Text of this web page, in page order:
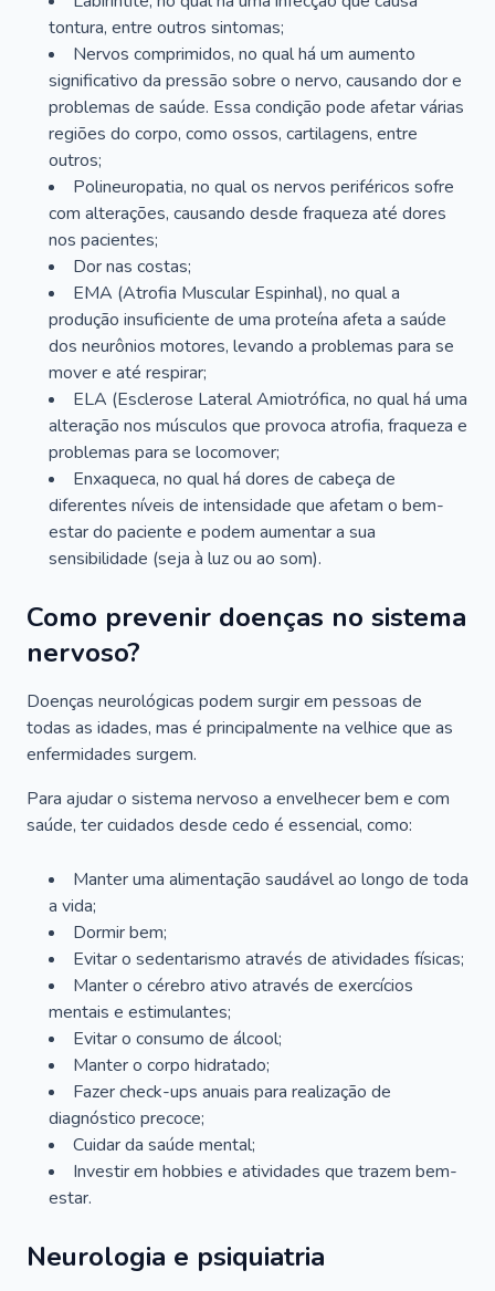
tontura, entre outros sintomas;
Nervos comprimidos, no qual há um aumento
significativo da pressão sobre o nervo, causando dor e
problemas de saúde. Essa condição pode afetar várias
regiões do corpo, como ossos, cartilagens, entre
outros;
Polineuropatia, no qual os nervos periféricos sofre
com alterações, causando desde fraqueza até dores
nos pacientes;
Dor nas costas;
EMA (Atrofia Muscular Espinhal), no qual a
produção insuficiente de uma proteína afeta a saúde
dos neurônios motores, levando a problemas para se
mover e até respirar;
ELA (Esclerose Lateral Amiotrófica, no qual há uma
alteração nos músculos que provoca atrofia, fraqueza e
problemas para se locomover;
Enxaqueca, no qual há dores de cabeça de
diferentes níveis de intensidade que afetam o bem-
estar do paciente e podem aumentar a sua
sensibilidade (seja à luz ou ao som).
Como prevenir doenças no sistema
nervoso?
Doenças neurológicas podem surgir em pessoas de
todas as idades, mas é principalmente na velhice que as
enfermidades surgem.
Para ajudar o sistema nervoso a envelhecer bem e com
saúde, ter cuidados desde cedo é essencial, como:
Manter uma alimentação saudável ao longo de toda
a vida;
Dormir bem;
Evitar o sedentarismo através de atividades físicas;
Manter o cérebro ativo através de exercícios
mentais e estimulantes;
Evitar o consumo de álcool;
Manter o corpo hidratado;
Fazer check-ups anuais para realização de
diagnóstico precoce;
Cuidar da saúde mental;
Investir em hobbies e atividades que trazem bem-
estar.
Neurologia e psiquiatria